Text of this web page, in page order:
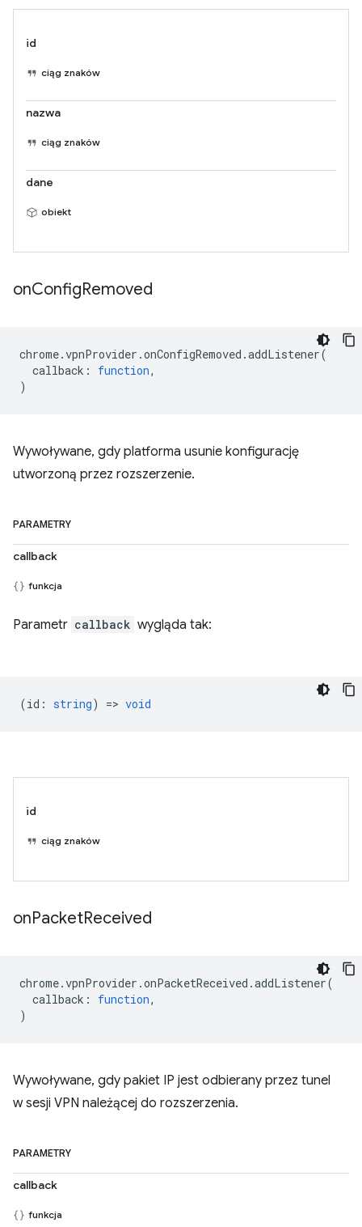
id
ciąg znaków
nazwa
ciąg znaków
dane
obiekt
onConfigRemoved
chrome.vpnProvider .onConfigRemoved .addListener(
callback : function,
)
Wywoływane, gdy platforma usunie konfigurację
utworzoną przez rozszerzenie.
PARAMETRY
callback
funkcja
Parametr callback wygląda tak:
(id : string) => void
id
ciąg znaków
onPacketReceived
chrome.vpnProvider .onPacketReceived .addListener(
callback : function,
)
Wywoływane, gdy pakiet IP jest odbierany przez tunel
w sesji VPN należącej do rozszerzenia.
PARAMETRY
callback
funkcja